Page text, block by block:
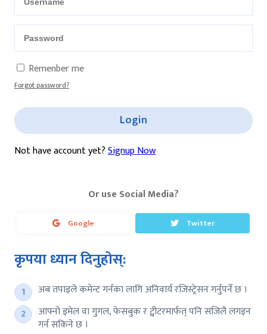
Remenber me
Forgot password?
Login
Not have account yet?Signup Now
Or use Social Media?
Google Twitter
कृपया ध्यान दिनुहोस्:
अब तपाइले कमेन्ट गर्नका लागि अनिवार्य रजिस्ट्रेसन गर्नुपर्ने छ ।
आफ्नो इमेल वा गुगल, फेसबुक र ट्वीटरमार्फत् पनि सजिलै लगइन
गर्न सकिने छ ।